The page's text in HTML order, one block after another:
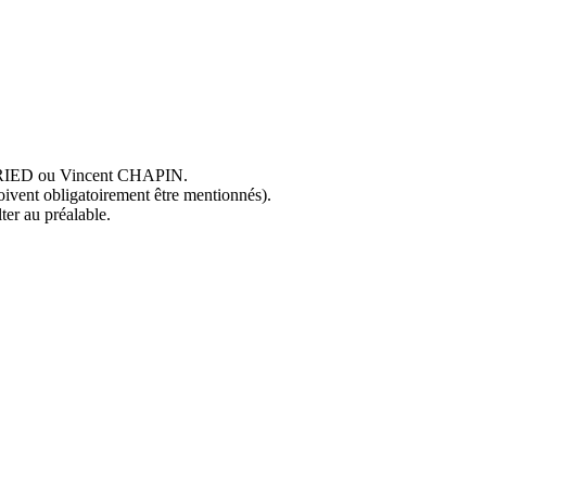
ou Vincent CHAPIN.
obligatoirement être mentionnés).
au préalable.